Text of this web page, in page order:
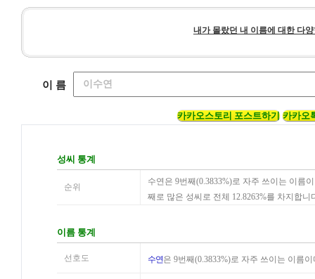
내가 몰랐던 내 이름에 대한 다
이 름
카카오스토리 포스트하기 카카오
성씨 통계
순위
수연은 9번째(0.3833%)로 자주 쓰이는 이름
째로 많은 성씨로 전체 12.8263%를 차지합니
이름 통계
선호도 수연은 9번째(0.3833%)로 자주 쓰이는 이름